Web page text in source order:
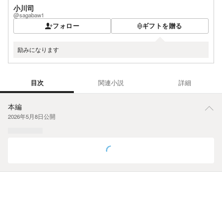
小川司
@sagabaw1
フォロー ギフトを贈る
励みになります
目次 関連小説 詳細
本編
2026年5月8日公開